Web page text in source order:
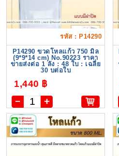
รหัส : P14290
P14290 ขวดโหลแก้ว 750 มิล
(9*9*14 cm) No.90223 ราคา
ขายส่งต่อ 1 ลัง : 48 ใบ : เฉลี่ย
30 บต่อใบ
1,440 ฿